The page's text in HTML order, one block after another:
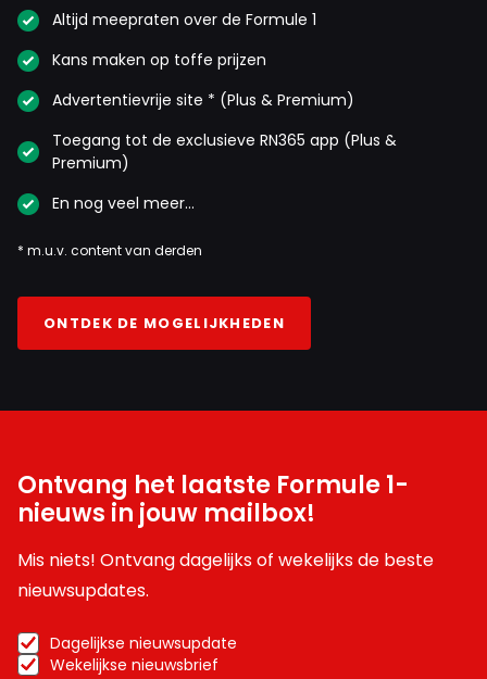
Altijd meepraten over de Formule 1
Kans maken op toffe prijzen
Advertentievrije site * (Plus & Premium)
Toegang tot de exclusieve RN365 app (Plus &
Premium)
En nog veel meer…
* m.u.v. content van derden
ONTDEK DE MOGELIJKHEDEN
Ontvang het laatste Formule 1-
nieuws in jouw mailbox!
Mis niets! Ontvang dagelijks of wekelijks de beste
nieuwsupdates.
Dagelijkse nieuwsupdate
Wekelijkse nieuwsbrief